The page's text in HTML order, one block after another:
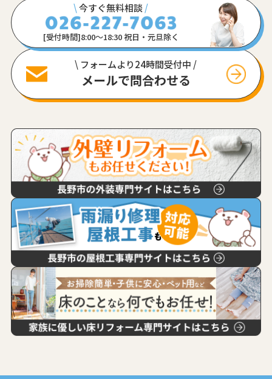
\今すぐ無料相談 /
[受付時間]8:00〜18:30 祝日・元旦除く
\ フォームより24時間受付中 /
メールで問合わせる